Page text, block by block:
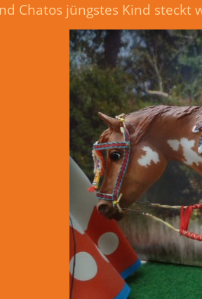
Chatos jüngstes Kind steckt